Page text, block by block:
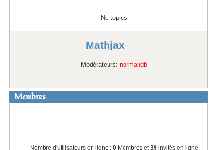
No topics
Mathjax
Modérateurs:normandb
×
Membres
Nombre d'utilisateurs en ligne :0 Membres et39invités en ligne